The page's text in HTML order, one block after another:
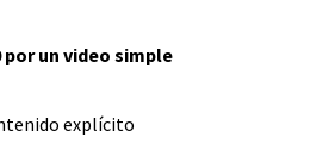
por un video simple
explícito